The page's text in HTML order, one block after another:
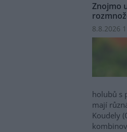
Znojmo
8.8.2026
holubů s
mají
Koudely